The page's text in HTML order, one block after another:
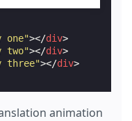
one"></div>
two"></div>
three"></div>
animation